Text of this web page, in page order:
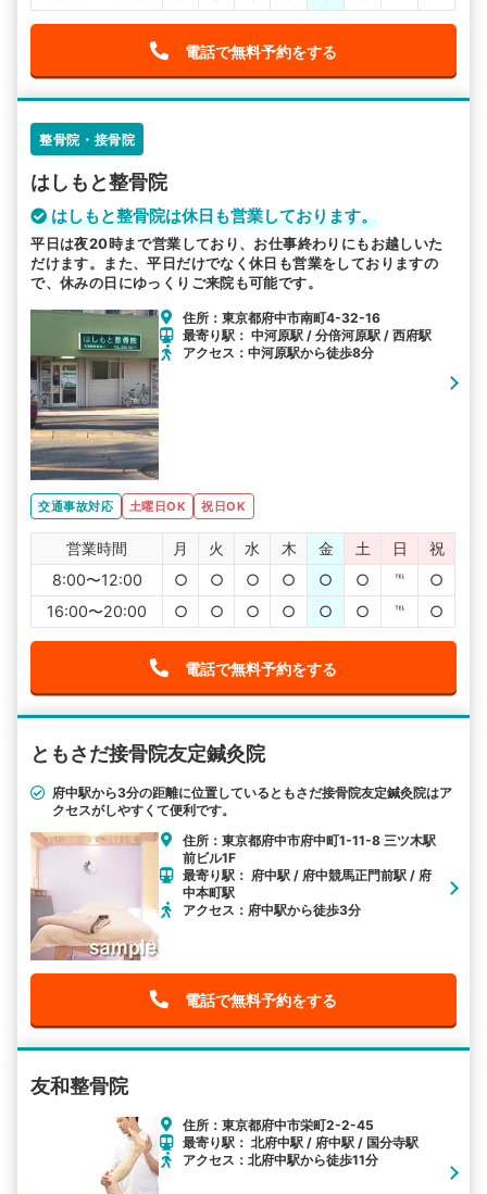
電話で無料予約をする
整骨院・接骨院
はしもと整骨院
はしもと整骨院は休日も営業しております。
平日は夜20時まで営業しており、お仕事終わりにもお越しいた
だけます。また、平日だけでなく休日も営業をしておりますの
で、休みの日にゆっくりご来院も可能です。
住所：東京都府中市南町4-32-16
最寄り駅： 中河原駅 / 分倍河原駅 / 西府駅
アクセス：中河原駅から徒歩8分
交通事故対応 土曜日OK 祝日OK
営業時間 月 火 水 木 金 土 日
祝
8:00〜12:00
○ ○ ○ ○ ○ ○ ℡
○
16:00〜20:00
○ ○ ○ ○ ○ ○ ℡ ○
電話で無料予約をする
ともさだ接骨院友定鍼灸院
府中駅から3分の距離に位置しているともさだ接骨院友定鍼灸院はア
クセスがしやすくて便利です。
住所：東京都府中市府中町1-11-8 三ツ木駅
前ビル1F
最寄り駅： 府中駅 / 府中競馬正門前駅 / 府
中本町駅
アクセス：府中駅から徒歩3分
電話で無料予約をする
友和整骨院
住所：東京都府中市栄町2-2-45
最寄り駅： 北府中駅 / 府中駅 / 国分寺駅
アクセス：北府中駅から徒歩11分